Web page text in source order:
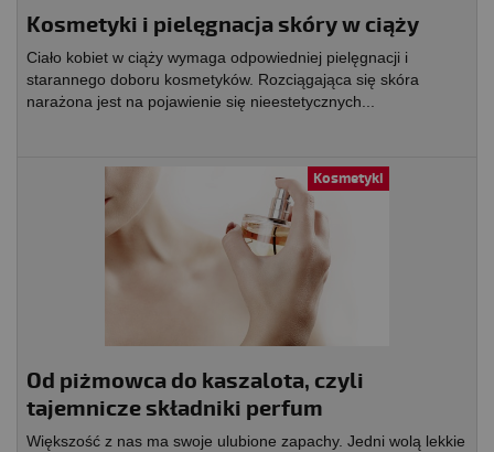
Kosmetyki i pielęgnacja skóry w ciąży
Ciało kobiet w ciąży wymaga odpowiedniej pielęgnacji i
starannego doboru kosmetyków. Rozciągająca się skóra
narażona jest na pojawienie się nieestetycznych...
Kosmetyki
Od piżmowca do kaszalota, czyli
tajemnicze składniki perfum
Większość z nas ma swoje ulubione zapachy. Jedni wolą lekkie